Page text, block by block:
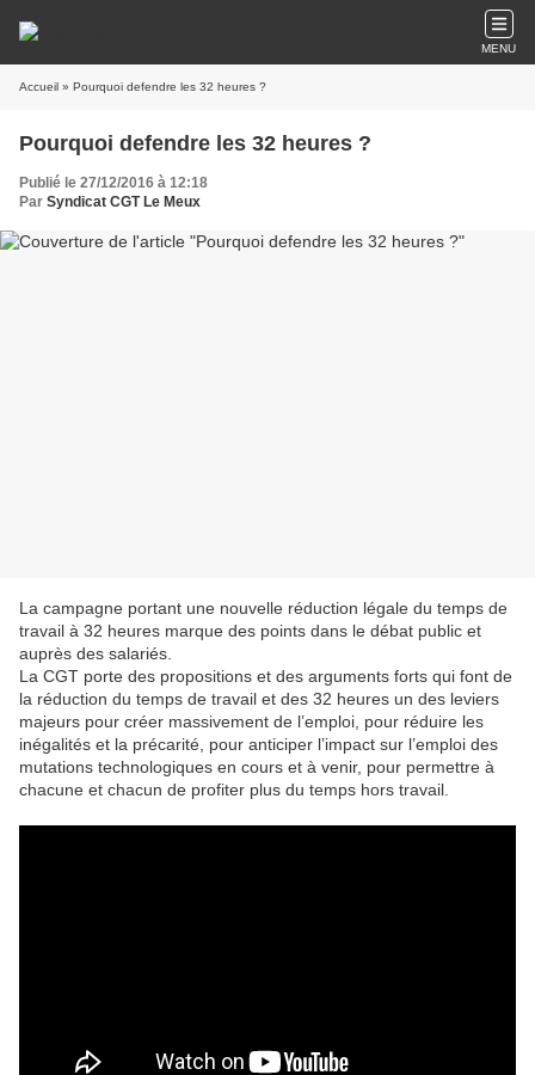
MENU
Accueil » Pourquoi defendre les 32 heures ?
Pourquoi defendre les 32 heures ?
Publié le 27/12/2016 à 12:18
Par Syndicat CGT Le Meux
La campagne portant une nouvelle réduction légale du temps de
travail à 32 heures marque des points dans le débat public et
auprès des salariés.
La CGT porte des propositions et des arguments forts qui font de
la réduction du temps de travail et des 32 heures un des leviers
majeurs pour créer massivement de l’emploi, pour réduire les
inégalités et la précarité, pour anticiper l’impact sur l’emploi des
mutations technologiques en cours et à venir, pour permettre à
chacune et chacun de profiter plus du temps hors travail.